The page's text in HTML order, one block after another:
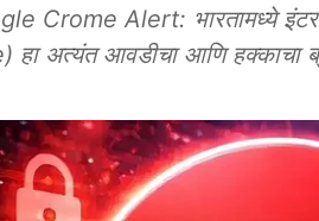
Alert: भारतामध्ये
अत्यंत आवडीचा आणि हक्काचा